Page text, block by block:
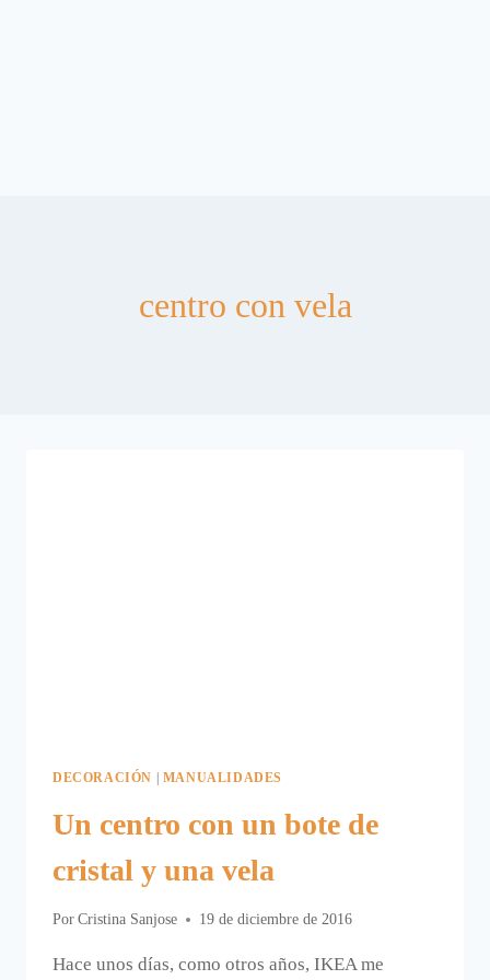
centro con vela
DECORACIÓN | MANUALIDADES
Un centro con un bote de
cristal y una vela
Por Cristina Sanjose 19 de diciembre de 2016
Hace unos días, como otros años, IKEA me